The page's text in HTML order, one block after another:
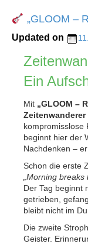
„GLOOM –
Updated on
Ein
Mit „GLOOM –
Zeitenwanderer
kompromisslose
beginnt hier der
Nachdenken –
Schon die erste
„Morning
Der Tag beginnt
getrieben,
bleibt nicht im
Die zweite
Geister.